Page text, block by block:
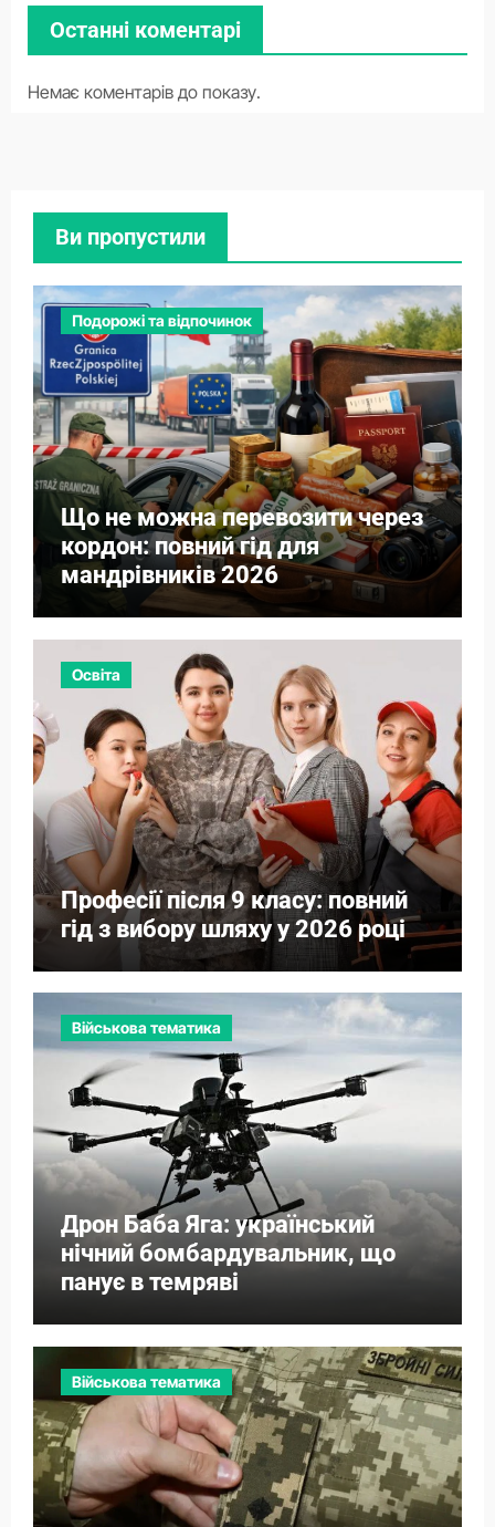
Останні коментарі
Немає коментарів до показу.
Ви пропустили
Подорожі та відпочинок
Що не можна перевозити через
кордон: повний гід для
мандрівників 2026
Освіта
Професії після 9 класу: повний
гід з вибору шляху у 2026 році
Військова тематика
Дрон Баба Яга: український
нічний бомбардувальник, що
панує в темряві
Військова тематика